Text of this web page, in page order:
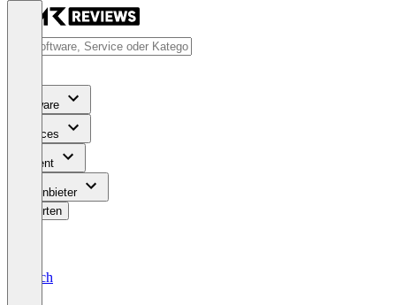
Software
Services
Content
Für Anbieter
Bewerten
Deutsch